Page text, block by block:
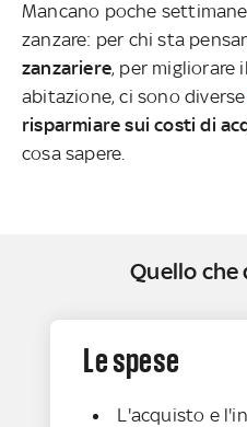
Mancano poche
zanzare: per chi sta
zanzariere, per migliorare
abitazione, ci sono diverse
risparmiare sui costi di
cosa sapere.
Quello che
Le spese
L'acquisto e